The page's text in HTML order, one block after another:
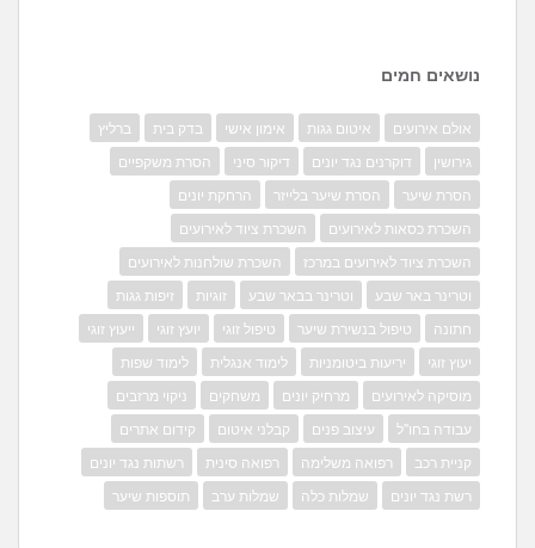
נושאים חמים
אולם אירועים איטום גגות אימון אישי בדק בית
ברליץ
גירושין
דוקרנים נגד יונים דיקור סיני
הסרת משקפיים
הסרת שיער
הסרת שיער בלייזר
הרחקת יונים
השכרת כסאות לאירועים
השכרת ציוד לאירועים
השכרת ציוד לאירועים במרכז
השכרת שולחנות לאירועים
וטרינר באר שבע
וטרינר בבאר שבע זוגיות
זיפות גגות
חתונה
טיפול בנשירת שיער טיפול זוגי יועץ זוגי
ייעוץ זוגי
יעוץ זוגי
יריעות ביטומניות לימוד אנגלית
לימוד שפות
מוסיקה לאירועים
מרחיק יונים משחקים
ניקוי מרזבים
עבודה בחו"ל
עיצוב פנים קבלני איטום
קידום אתרים
קניית רכב
רפואה משלימה רפואה סינית
רשתות נגד יונים
רשת נגד יונים
שמלות כלה שמלות ערב תוספות שיער